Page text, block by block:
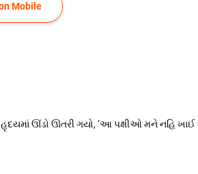
Mobile
હૃદયમાં ઊંડો ઊતરી ગયો, ‘આ પક્ષીઓ મને નહિ